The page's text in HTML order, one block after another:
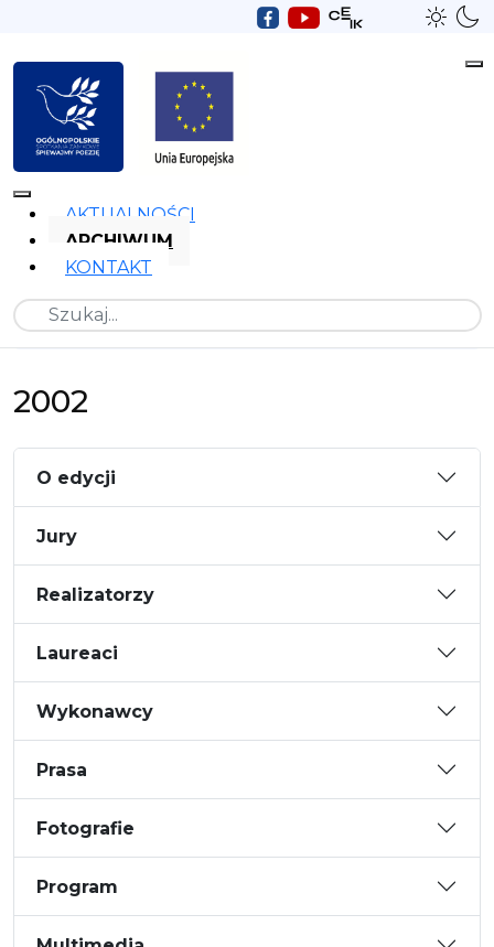
AKTUALNOŚCI
ARCHIWUM
KONTAKT
Szukaj
2002
O edycji
Jury
Realizatorzy
Laureaci
Wykonawcy
Prasa
Fotografie
Program